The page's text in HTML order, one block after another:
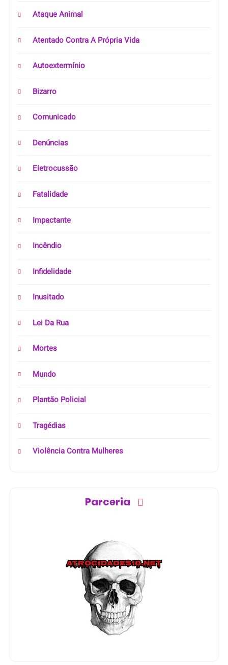
Ataque Animal
Atentado Contra A Própria Vida
Autoextermínio
Bizarro
Comunicado
Denúncias
Eletrocussão
Fatalidade
Impactante
Incêndio
Infidelidade
Inusitado
Lei Da Rua
Mortes
Mundo
Plantão Policial
Tragédias
Violência Contra Mulheres
Parceria